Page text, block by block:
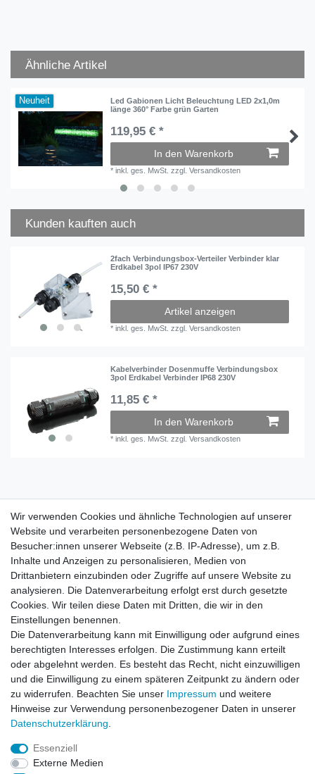
Ähnliche Artikel
Neuheit
Led Gabionen Licht Beleuchtung LED 2x1,0m
länge 360° Farbe grün Garten
119,95 € *
In den Warenkorb
*inkl. ges. MwSt. zzgl.Versandkosten
Kunden kauften auch
2fach Verbindungsbox-Verteiler Verbinder klar
Erdkabel 3pol IP67 230V
15,50 € *
Artikel anzeigen
*inkl. ges. MwSt. zzgl.Versandkosten
Kabelverbinder Dosenmuffe Verbindungsbox
3pol Erdkabel Verbinder IP68 230V
11,85 € *
In den Warenkorb
*inkl. ges. MwSt. zzgl.Versandkosten
Wir verwenden Cookies und ähnliche Technologien auf unserer
Website und verarbeiten personenbezogene Daten von
Besucher:innen unserer Webseite (z.B. IP-Adresse), um z.B.
Inhalte und Anzeigen zu personalisieren, Medien von
Drittanbietern einzubinden oder Zugriffe auf unsere Website zu
analysieren. Die Datenverarbeitung erfolgt erst durch gesetzte
Cookies. Wir teilen diese Daten mit Dritten, die wir in den
Einstellungen benennen.
Die Datenverarbeitung kann mit Einwilligung oder aufgrund eines
berechtigten Interesses erfolgen. Die Zustimmung kann erteilt
oder abgelehnt werden. Es besteht das Recht, nicht einzuwilligen
und die Einwilligung zu einem späteren Zeitpunkt zu ändern oder
zu widerrufen. Beachten Sie unser Impressum und weitere
Hinweise zur Verwendung personenbezogener Daten in unserer
Daten­schutz­erklärung
Essenziell
Externe Medien
Impressum Daten­schutz­erklärung AGB
Barrierefreiheitserklärung
Vertrag widerrufen Kontakt
Wir verwenden Cookies und ähnliche Technologien auf unserer
Website und verarbeiten personenbezogene Daten von
Besucher:innen unserer Webseite (z.B. IP-Adresse), um z.B.
Inhalte und Anzeigen zu personalisieren, Medien von
Drittanbietern einzubinden oder Zugriffe auf unsere Website zu
analysieren. Die Datenverarbeitung erfolgt erst durch gesetzte
Cookies. Wir teilen diese Daten mit Dritten, die wir in den
Einstellungen benennen.
Die Datenverarbeitung kann mit Einwilligung oder aufgrund eines
berechtigten Interesses erfolgen. Die Zustimmung kann erteilt
oder abgelehnt werden. Es besteht das Recht, nicht einzuwilligen
und die Einwilligung zu einem späteren Zeitpunkt zu ändern oder
zu widerrufen. Beachten Sie unser Impressum und weitere
Hinweise zur Verwendung personenbezogener Daten in unserer
Daten­schutz­erklärung
Essenziell
Externe Medien
Impressum